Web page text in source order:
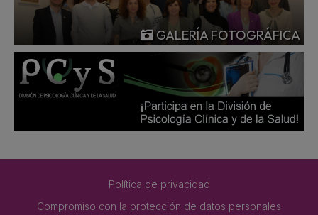
GALERÍA FOTOGRÁFICA
Política de privacidad
Compromiso con la protección de datos personales